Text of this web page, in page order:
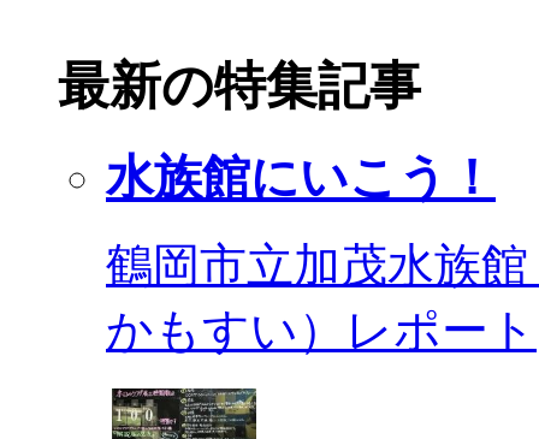
最新の特集記事
水族館にいこう！
鶴岡市立加茂水族
かもすい）レポート